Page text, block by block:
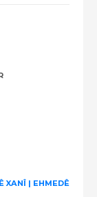
XANÎ | EHMEDÊ